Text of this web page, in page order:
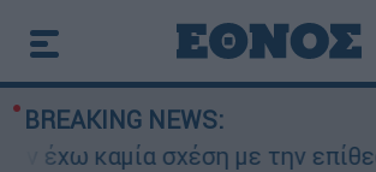
BREAKING NEWS:
καμία σχέση με την